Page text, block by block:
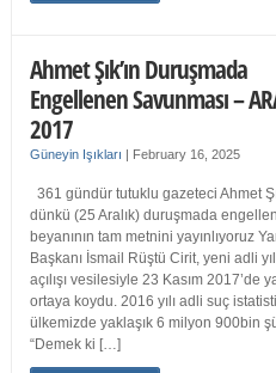
Ahmet Şık’ın Duruşmada
Engellenen Savunması –
2017
Güneyin Işıkları | February 16, 2025
361 gündür tutuklu gazeteci Ahmet
dünkü (25 Aralık) duruşmada
beyanının tam metnini yayınlıyoruz
Başkanı İsmail Rüştü Cirit, yeni adli
açılışı vesilesiyle 23 Kasım 2017’de
ortaya koydu. 2016 yılı adli suç
ülkemizde yaklaşık 6 milyon 900bin
“Demek ki […]